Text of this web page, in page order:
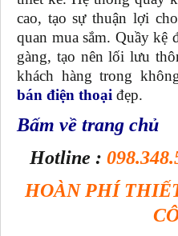
cao, tạo sự thuận lợi
quan mua sắm. Quầy kệ
gàng, tạo nên lối lưu
khách hàng trong
bán điện thoại đẹp.
Bấm về trang chủ
Hotline :
HOÀN PHÍ